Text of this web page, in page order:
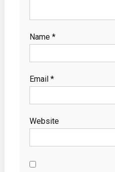
Name *
Email *
Website